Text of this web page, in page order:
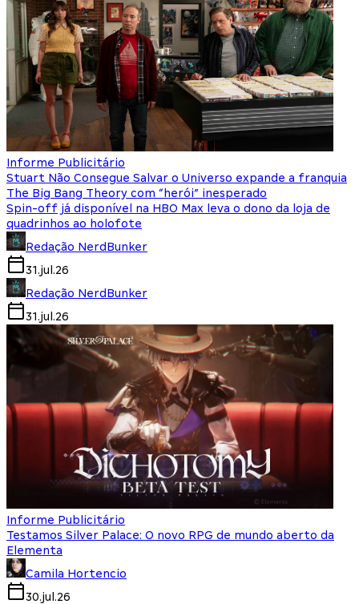
Informe Publicitário
Stuart Não Consegue Salvar o Universo expande a franquia
The Big Bang Theory com “herói” inesperado
Spin-off já disponível na HBO Max leva o dono da loja de
quadrinhos ao holofote
Redação NerdBunker
31.jul.26
Redação NerdBunker
31.jul.26
Informe Publicitário
Testamos Silver Palace: O novo RPG de mundo aberto da
Elementa
Camila Hortencio
30.jul.26